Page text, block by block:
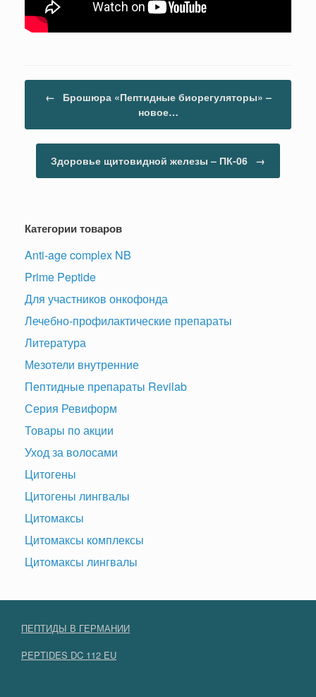
←
Брошюра «Пептидные биорегуляторы» –
новое…
Здоровье щитовидной железы – ПК-06 →
Категории товаров
Anti-age complex NB
Prime Peptide
Для участников онкофонда
Лечебно-профилактические препараты
Литература
Мезотели внутренние
Пептидные препараты Revilab
Серия Ревиформ
Товары по акции
Уход за волосами
Цитогены
Цитогены лингвалы
Цитомаксы
Цитомаксы комплексы
Цитомаксы лингвалы
ПЕПТИДЫ В ГЕРМАНИИ
PEPTIDES DC 112 EU